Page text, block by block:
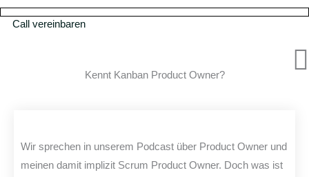
Call vereinbaren
Kennt Kanban Product Owner?
Wir sprechen in unserem Podcast über Product Owner und
meinen damit implizit Scrum Product Owner. Doch was ist